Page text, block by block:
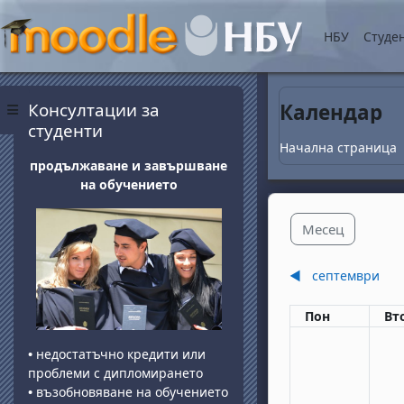
Прескочи на
Страничен панел
НБУ
Календар
Начална страница
Месец
◀︎ септември
Понеделник
Пон
Блокове
Консултации за
студенти
продължаване и завършване
на обучението
• недостатъчно кредити или
проблеми с дипломирането
• възобновяване на обучението